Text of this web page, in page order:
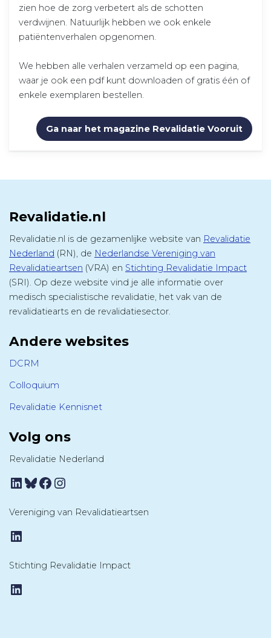
zien hoe de zorg verbetert als de schotten
verdwijnen. Natuurlijk hebben we ook enkele
patiëntenverhalen opgenomen.
We hebben alle verhalen verzameld op een pagina,
waar je ook een pdf kunt downloaden of gratis één of
enkele exemplaren bestellen.
Ga naar het magazine Revalidatie Vooruit
Revalidatie.nl
Revalidatie.nl is de gezamenlijke website van Revalidatie
Nederland (RN), de Nederlandse Vereniging van
Revalidatieartsen (VRA) en Stichting Revalidatie Impact
(SRI). Op deze website vind je alle informatie over
medisch specialistische revalidatie, het vak van de
revalidatiearts en de revalidatiesector.
Andere websites
DCRM
Colloquium
Revalidatie Kennisnet
Volg ons
Revalidatie Nederland
LinkedIn
Bluesky
Facebook
Instagram
Vereniging van Revalidatieartsen
LinkedIn
Stichting Revalidatie Impact
LinkedIn